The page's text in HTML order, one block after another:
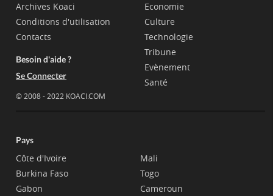
Archives Koaci
Conditions d'utilisation
Contacts
Besoin d'aide ?
Se Connecter
© 2008 - 2022 KOACI.COM
Economie
Culture
Technologie
Tribune
Evènement
Santé
Pays
Côte d'Ivoire
Burkina Faso
Gabon
Mali
Togo
Cameroun